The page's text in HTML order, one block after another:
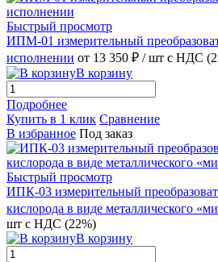
Быстрый просмотр
ИПМ-01 измерительный
исполнении от 13 350 ₽ / шт с НДС
В корзину
Подробнее
Купить в 1 клик Сравнение
В избранное Под заказ
Быстрый просмотр
ИПК-03 измерительный
кислорода в виде металлического
шт с НДС (22%)
В корзину